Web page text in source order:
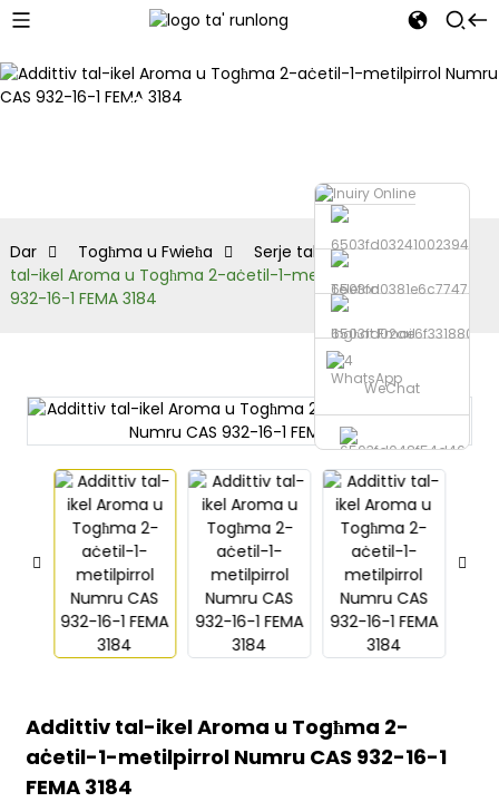
Telefon
Ibgħat Email
WhatsApp
WeChat
Serje tal-
Dar Togħma u Fwieħa Serje tal-pirrol
Addittiv
tal-ikel Aroma u Togħma 2-aċetil-1-metilpirrol Numru CAS
932-16-1 FEMA 3184
Addittiv tal-ikel Aroma u Togħma 2-
aċetil-1-metilpirrol Numru CAS 932-16-1
FEMA 3184